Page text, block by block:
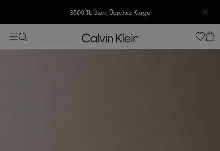
3500 TL Üzeri Ücretsiz Kargo
7500 TL Ve Üzeri Alışverişlerinizde 6 Taksit İmkanı